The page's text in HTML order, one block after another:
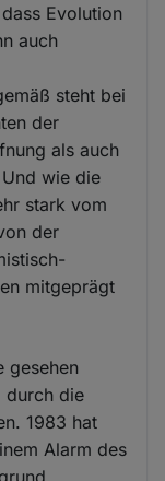
Evolution
auch
steht bei
der
als auch
wie die
stark vom
der
mitgeprägt
gesehen
durch die
1983 hat
Alarm des